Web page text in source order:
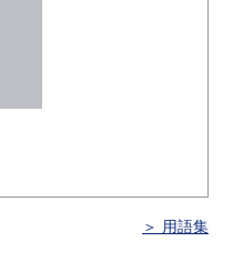
＞ 用語集